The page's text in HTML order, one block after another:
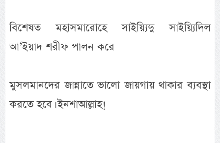
বিশেষত মহাসমারোহে সাইয়্যিদু সাইয়্যিদিল
আ’ইয়াদ শরীফ পালন করে
মুসলমানদের জান্নাতে ভালো জায়গায় থাকার ব্যবস্থা
করতে হবে। ইনশাআল্লাহ!